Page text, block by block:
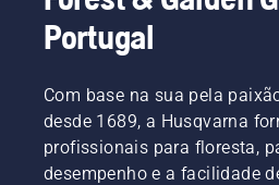
Portugal
Com base na sua pela
desde 1689, a Husqvarna
profissionais para floresta,
desempenho e a facilidade